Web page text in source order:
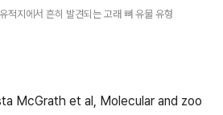
적지에서 흔히 발견되는 고래 뼈 유물 유형
McGrath et al, Molecular and zoo